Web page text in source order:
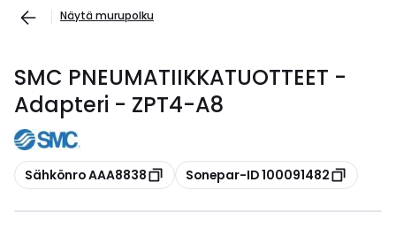
Näytä murupolku
SMC PNEUMATIIKKATUOTTEET -
Adapteri - ZPT4-A8
Kopioi
Sähkönro AAA8838 Kopioi
Sonepar-ID 100091482